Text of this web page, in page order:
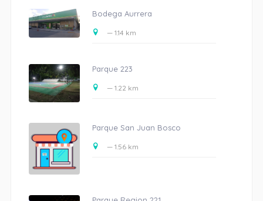
Bodega Aurrera
— 1.14 km
Parque 223
— 1.22 km
Parque San Juan Bosco
— 1.56 km